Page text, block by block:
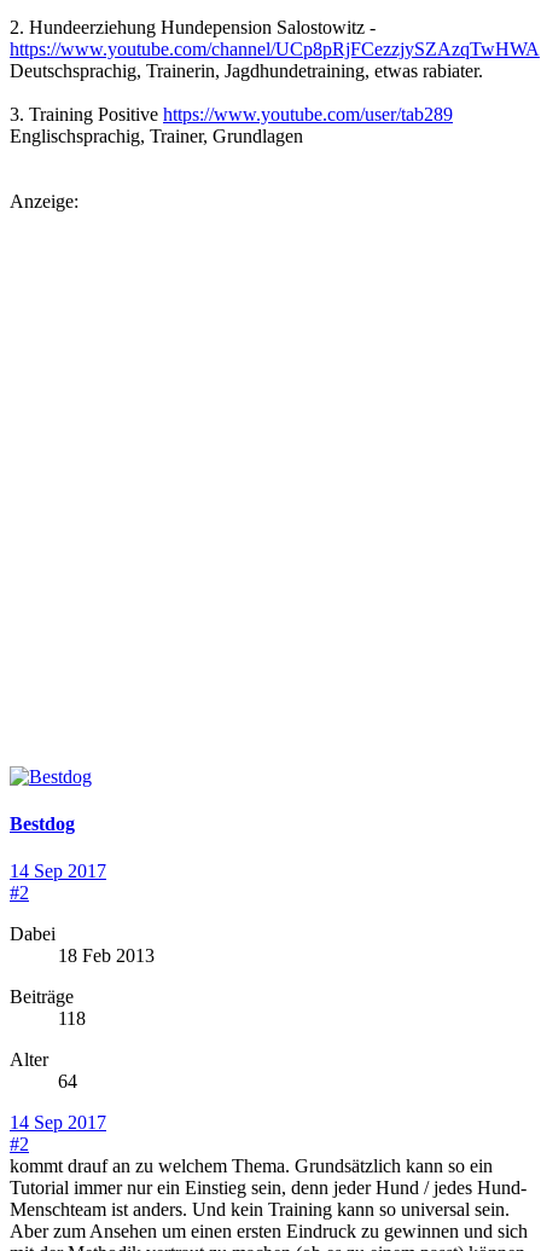
2. Hundeerziehung Hundepension Salostowitz -
https://www.youtube.com/channel/UCp8pRjFCezzjySZAzqTwHWA
Deutschsprachig, Trainerin, Jagdhundetraining, etwas rabiater.
3. Training Positive https://www.youtube.com/user/tab289
Englischsprachig, Trainer, Grundlagen
Anzeige:
Bestdog
14 Sep 2017
#2
Dabei
18 Feb 2013
Beiträge
118
Alter
64
14 Sep 2017
#2
kommt drauf an zu welchem Thema. Grundsätzlich kann so ein
Tutorial immer nur ein Einstieg sein, denn jeder Hund / jedes Hund-
Menschteam ist anders. Und kein Training kann so universal sein.
Aber zum Ansehen um einen ersten Eindruck zu gewinnen und sich